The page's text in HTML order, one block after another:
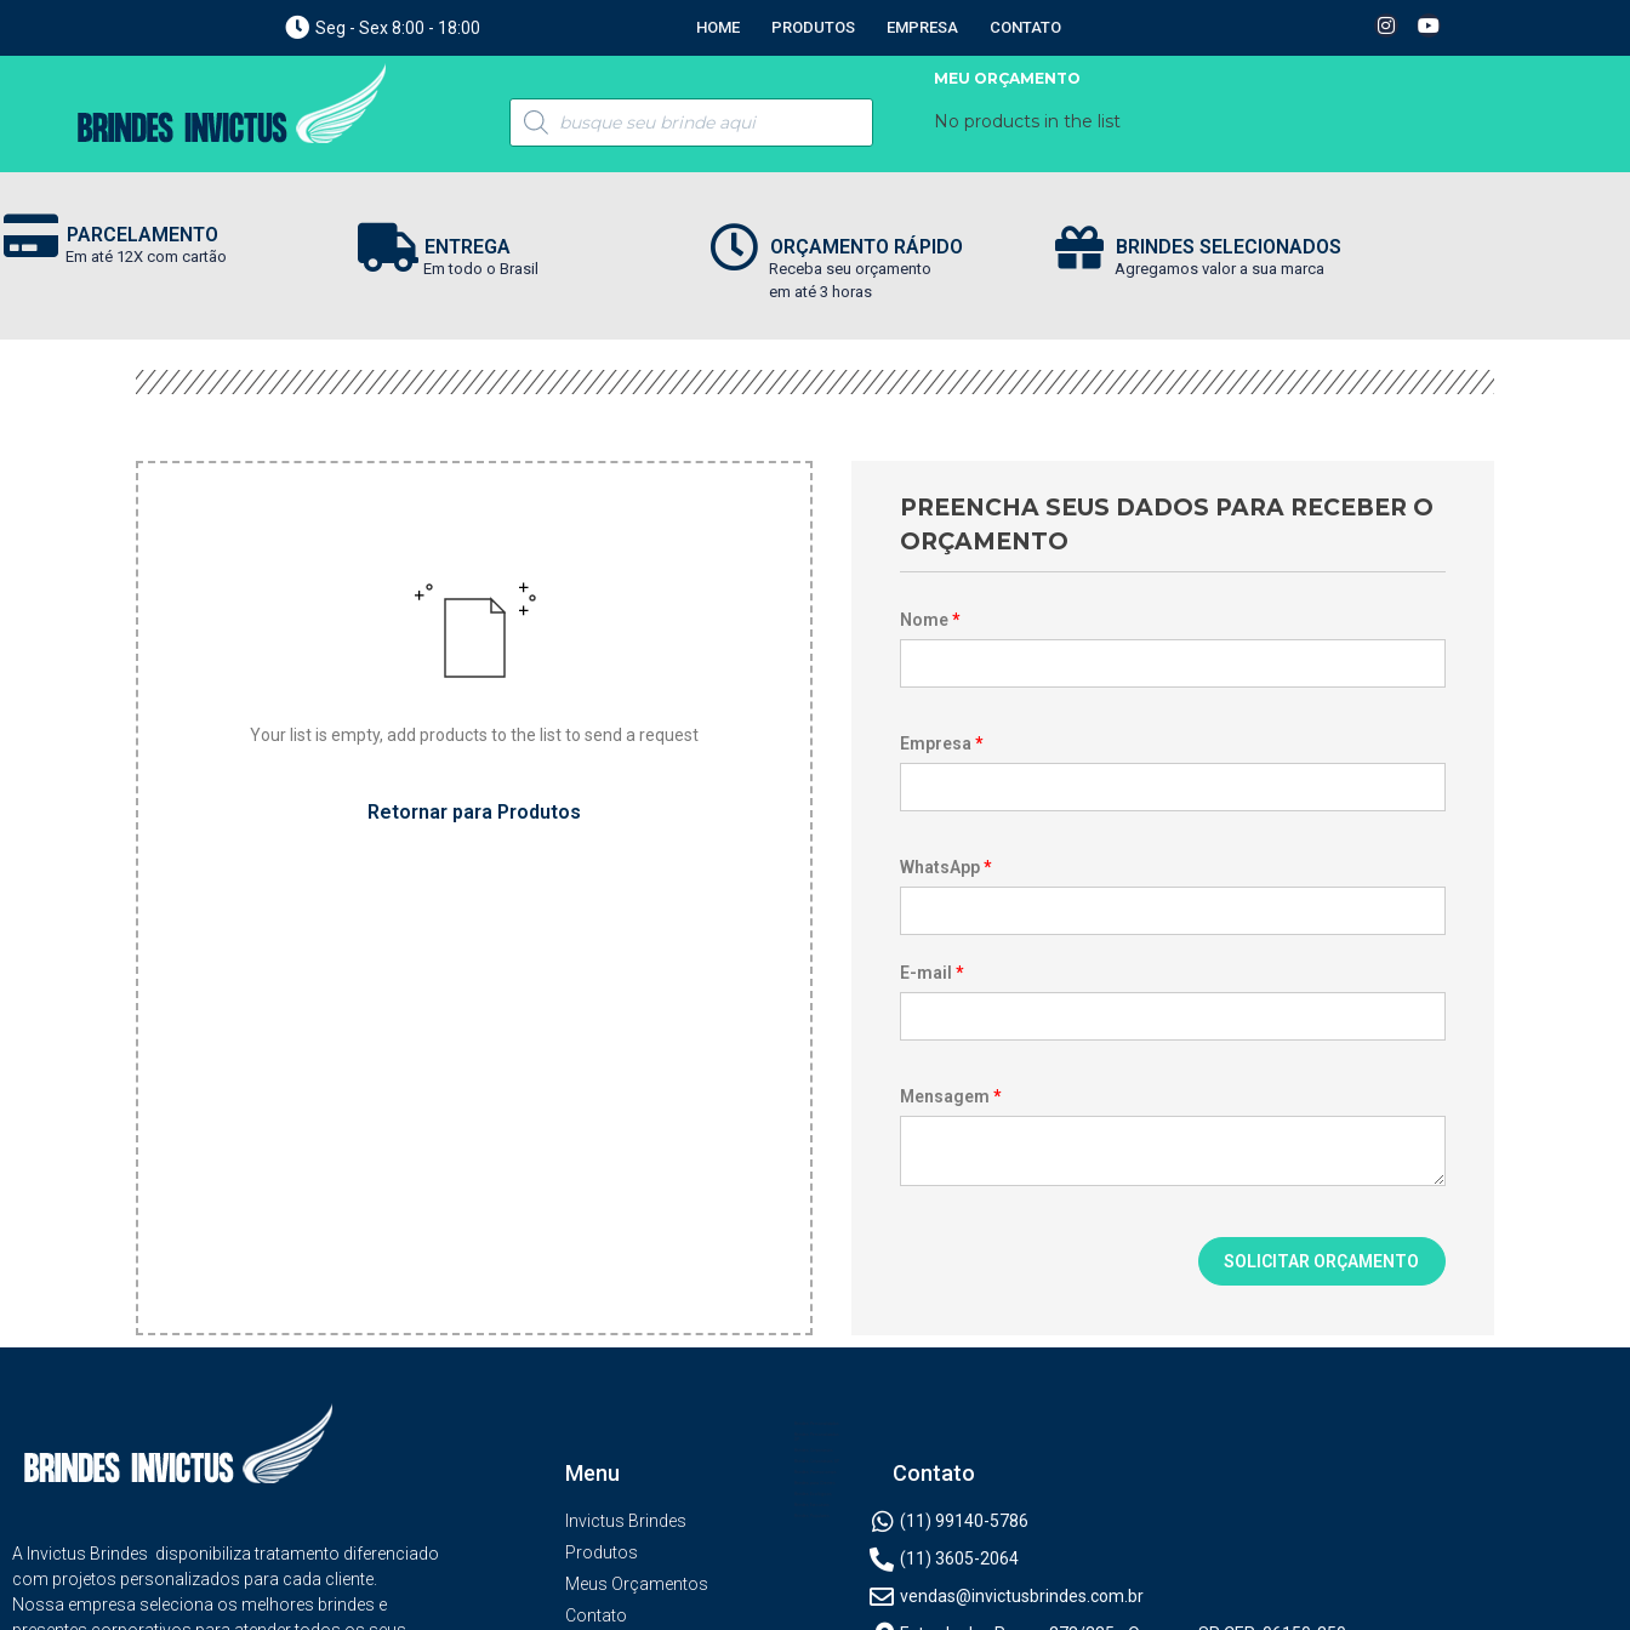
Seg - Sex 8:00 - 18:00 HOME PRODUTOS EMPRESA CONTATO
MEU ORÇAMENTO
No products in the list
PARCELAMENTO
Em até 12X com cartão ENTREGA
Em todo o Brasil
ORÇAMENTO RÁPIDO
Receba seu orçamento
em até 3 horas
BRINDES SELECIONADOS
Agregamos valor a sua marca
Your list is empty, add products to the list to send a request
Retornar para Produtos
PREENCHA SEUS DADOS PARA RECEBER O
ORÇAMENTO
Nome*
Empresa*
WhatsApp*
E-mail*
Mensagem*
A Invictus Brindes disponibiliza tratamento diferenciado
com projetos personalizados para cada cliente.
Nossa empresa seleciona os melhores brindes e
Menu
Invictus Brindes
Produtos
Meus Orçamentos
Contato
Contato
(11) 99140-5786
(11) 3605-2064
vendas@invictusbrindes.com.br